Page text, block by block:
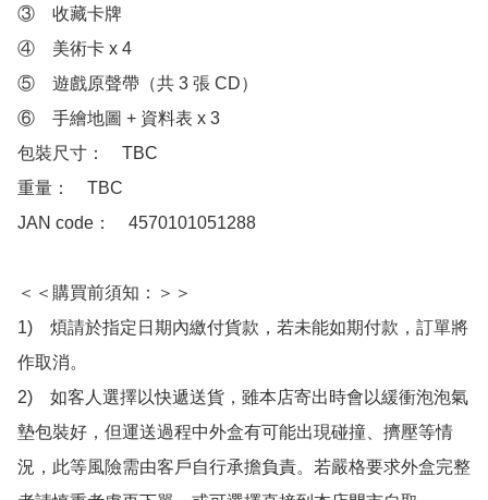
③　收藏卡牌
④　美術卡 x 4
⑤　遊戲原聲帶（共 3 張 CD）
⑥　手繪地圖 + 資料表 x 3
包裝尺寸：　TBC
重量：　TBC
JAN code：　4570101051288
＜＜購買前須知：＞＞
1)　煩請於指定日期內繳付貨款，若未能如期付款，訂單將
作取消。
2)　如客人選擇以快遞送貨，雖本店寄出時會以緩衝泡泡氣
墊包裝好，但運送過程中外盒有可能出現碰撞、擠壓等情
況，此等風險需由客戶自行承擔負責。若嚴格要求外盒完整